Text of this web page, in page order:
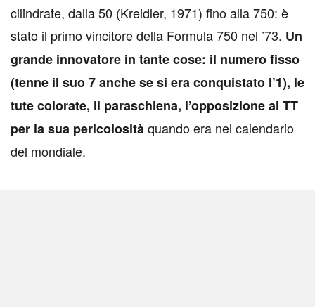
cilindrate, dalla 50 (Kreidler, 1971) fino alla 750: è
stato il primo vincitore della Formula 750 nel ’73. Un
grande innovatore in tante cose: il numero fisso
(tenne il suo 7 anche se si era conquistato l’1), le
tute colorate, il paraschiena, l’opposizione al TT
per la sua pericolositàquando era nel calendario
del mondiale.